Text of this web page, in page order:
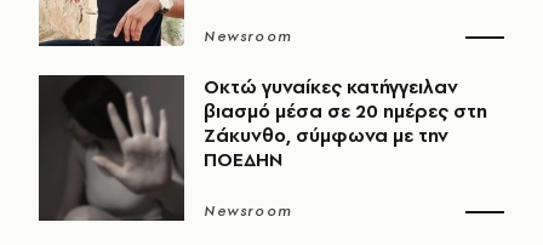
Newsroom
Οκτώ γυναίκες κατήγγειλαν
βιασμό μέσα σε 20 ημέρες στη
Ζάκυνθο, σύμφωνα με την
ΠΟΕΔΗΝ
Newsroom